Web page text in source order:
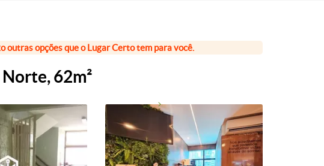
outras opções que o Lugar Certo tem para você.
62m²